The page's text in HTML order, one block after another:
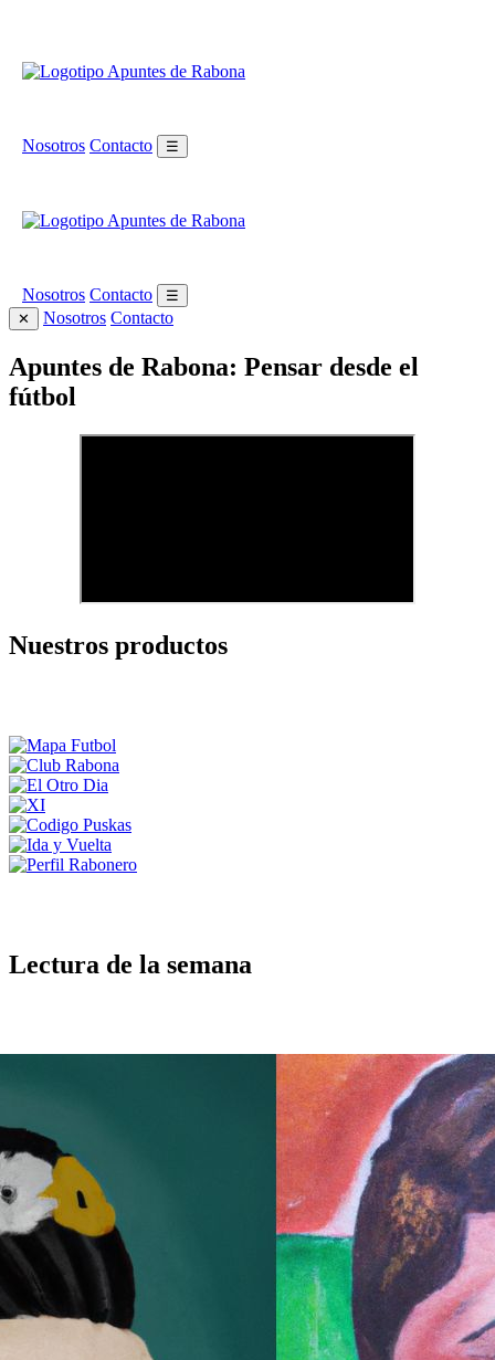
Nosotros Contacto ☰
Nosotros Contacto
☰
✕
Nosotros Contacto
Apuntes de Rabona: Pensar desde el
fútbol
Nuestros productos
Lectura de la semana